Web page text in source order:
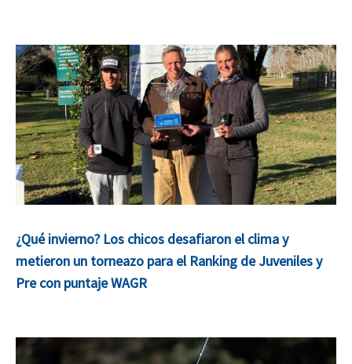
¿Qué invierno? Los chicos desafiaron el clima y
metieron un torneazo para el Ranking de Juveniles y
Pre con puntaje WAGR